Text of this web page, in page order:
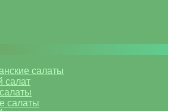
салаты
салат
салаты